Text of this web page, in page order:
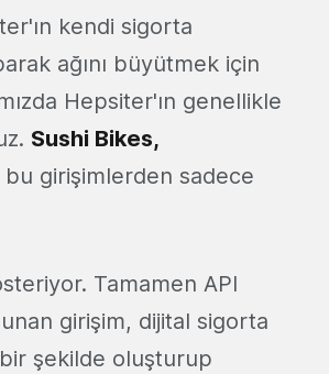
kendi sigorta
ağını büyütmek için
Hepsiter'ın genellikle
Sushi Bikes,
bu girişimlerden sadece
Tamamen API
girişim, dijital sigorta
şekilde oluşturup